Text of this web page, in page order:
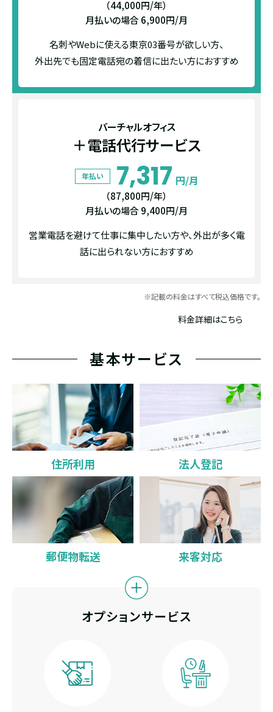
（44,000円/年）
月払いの場合 6,900円/月
名刺やWebに使える東京03番号が欲しい方、
外出先でも固定電話宛の着信に出たい方におすすめ
バーチャルオフィス
＋電話代行サービス
年払い 7,317 円/月
（87,800円/年）
月払いの場合 9,400円/月
営業電話を避けて仕事に集中したい方や、外出が多く電
話に出られない方におすすめ
※記載の料金はすべて税込価格です。
料金詳細はこちら
基本サービス
住所利用 法人登記
郵便物転送 来客対応
オプションサービス